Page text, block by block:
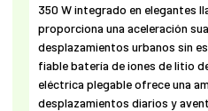
350 W integrado en elegantes
proporciona una aceleración
desplazamientos urbanos sin
fiable batería de iones de litio
eléctrica plegable ofrece una
desplazamientos diarios y